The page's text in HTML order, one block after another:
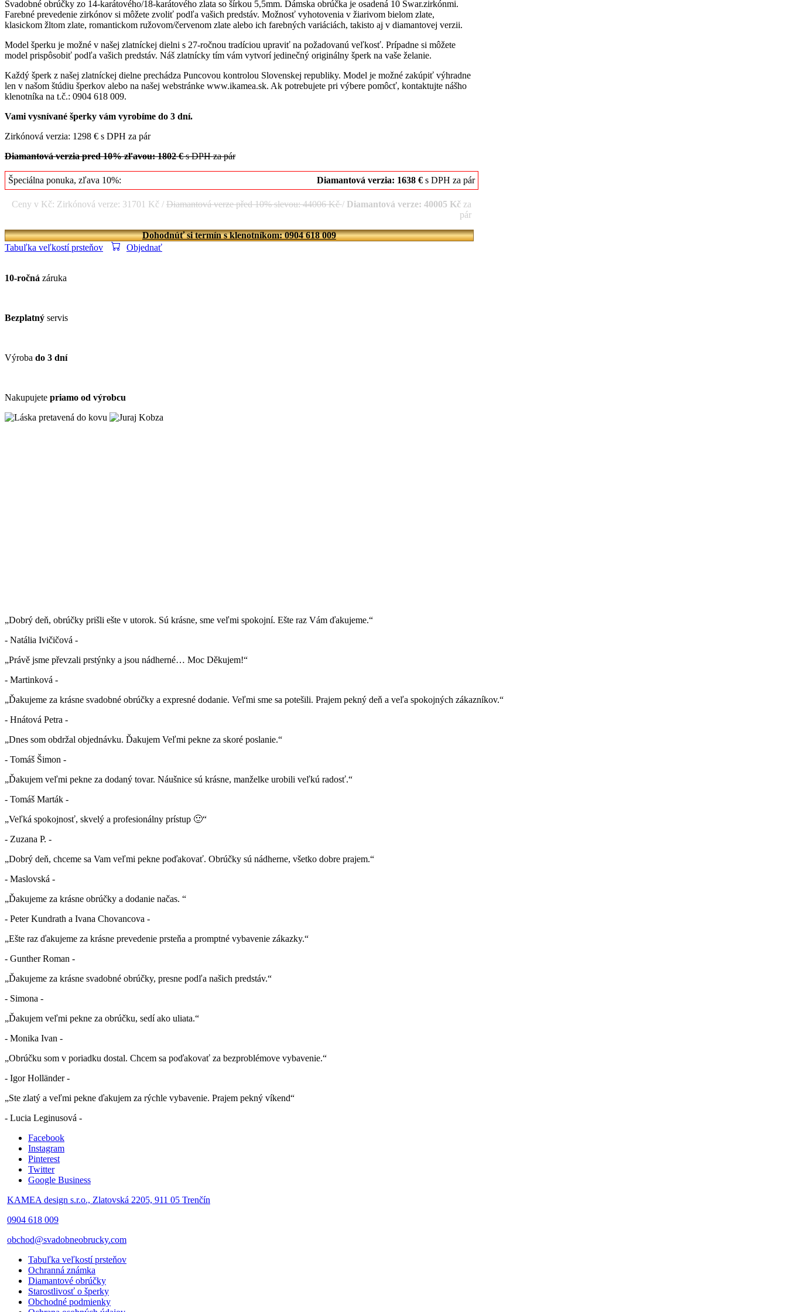
Svadobné obrúčky zo 14-karátového/18-karátového zlata so šírkou 5,5mm. Dámska obrúčka je osadená 10 Swar.zirkónmi.
Farebné prevedenie zirkónov si môžete zvoliť podľa vašich predstáv. Možnosť vyhotovenia v žiarivom bielom zlate,
klasickom žltom zlate, romantickom ružovom/červenom zlate alebo ich farebných variáciách, takisto aj v diamantovej verzii.
Model šperku je možné v našej zlatníckej dielni s 27-ročnou tradíciou upraviť na požadovanú veľkosť. Prípadne si môžete
model prispôsobiť podľa vašich predstáv. Náš zlatnícky tím vám vytvorí jedinečný originálny šperk na vaše želanie.
Každý šperk z našej zlatníckej dielne prechádza Puncovou kontrolou Slovenskej republiky. Model je možné zakúpiť výhradne
len v našom štúdiu šperkov alebo na našej webstránke www.ikamea.sk. Ak potrebujete pri výbere pomôcť, kontaktujte nášho
klenotníka na t.č.: 0904 618 009.
Vami vysnívané šperky vám vyrobíme do 3 dní.
Zirkónová verzia: 1298 € s DPH za pár
Diamantová verzia pred 10% zľavou: 1802 €s DPH za pár
Špeciálna ponuka, zľava 10%: Diamantová verzia: 1638 €s DPH za pár
Ceny v Kč: Zirkónová verze: 31701 Kč / Diamantová verze před 10% slevou: 44006 Kč/ Diamantová verze: 40005 Kčza
pár
Dohodnúť si termín s klenotníkom: 0904 618 009
Tabuľka veľkostí prsteňov
Objednať
10-ročná záruka
Bezplatný servis
Výroba do 3 dní
Nakupujete priamo od výrobcu
„Dobrý deň, obrúčky prišli ešte v utorok. Sú krásne, sme veľmi spokojní. Ešte raz Vám ďakujeme.“
- Natália Ivičičová -
„Právě jsme převzali prstýnky a jsou nádherné… Moc Děkujem!“
- Martinková -
„Ďakujeme za krásne svadobné obrúčky a expresné dodanie. Veľmi sme sa potešili. Prajem pekný deň a veľa spokojných zákazníkov.“
- Hnátová Petra -
„Dnes som obdržal objednávku. Ďakujem Veľmi pekne za skoré poslanie.“
- Tomáš Šimon -
„Ďakujem veľmi pekne za dodaný tovar. Náušnice sú krásne, manželke urobili veľkú radosť.“
- Tomáš Marták -
„Veľká spokojnosť, skvelý a profesionálny prístup 🙂“
- Zuzana P. -
„Dobrý deň, chceme sa Vam veľmi pekne poďakovať. Obrúčky sú nádherne, všetko dobre prajem.“
- Maslovská -
„Ďakujeme za krásne obrúčky a dodanie načas. “
- Peter Kundrath a Ivana Chovancova -
„Ešte raz ďakujeme za krásne prevedenie prsteňa a promptné vybavenie zákazky.“
- Gunther Roman -
„Ďakujeme za krásne svadobné obrúčky, presne podľa našich predstáv.“
- Simona -
„Ďakujem veľmi pekne za obrúčku, sedí ako uliata.“
- Monika Ivan -
„Obrúčku som v poriadku dostal. Chcem sa poďakovať za bezproblémove vybavenie.“
- Igor Holländer -
„Ste zlatý a veľmi pekne ďakujem za rýchle vybavenie. Prajem pekný víkend“
- Lucia Leginusová -
Facebook
Instagram
Pinterest
Twitter
Google Business
KAMEA design s.r.o., Zlatovská 2205, 911 05 Trenčín
0904 618 009
obchod@svadobneobrucky.com
Tabuľka veľkostí prsteňov
Ochranná známka
Diamantové obrúčky
Starostlivosť o šperky
Obchodné podmienky